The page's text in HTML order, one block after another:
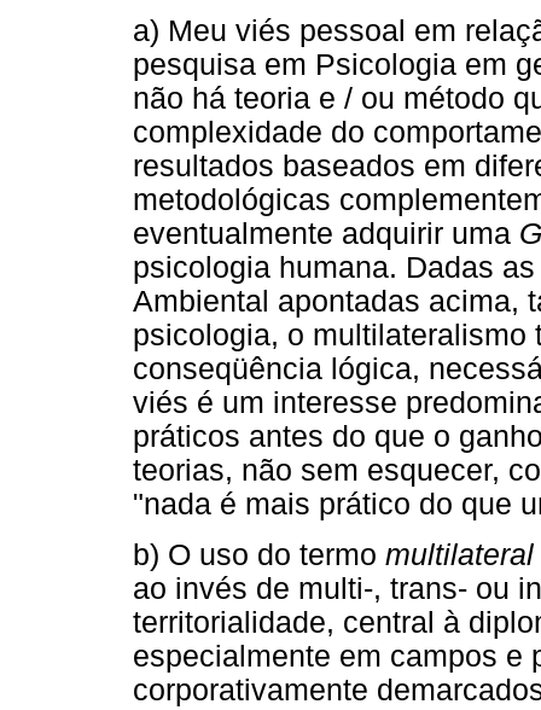
a) Meu viés pessoal em
pesquisa em Psicologia em
não há teoria e / ou método
complexidade do
resultados baseados em
metodológicas
eventualmente adquirir uma
psicologia humana. Dadas
Ambiental apontadas acima,
psicologia, o multilateralismo
conseqüência lógica,
viés é um interesse
práticos antes do que o
teorias, não sem esquecer,
"nada é mais prático do que
b) O uso do termo multilateral
ao invés de multi-, trans- ou
territorialidade, central à
especialmente em campos e
corporativamente